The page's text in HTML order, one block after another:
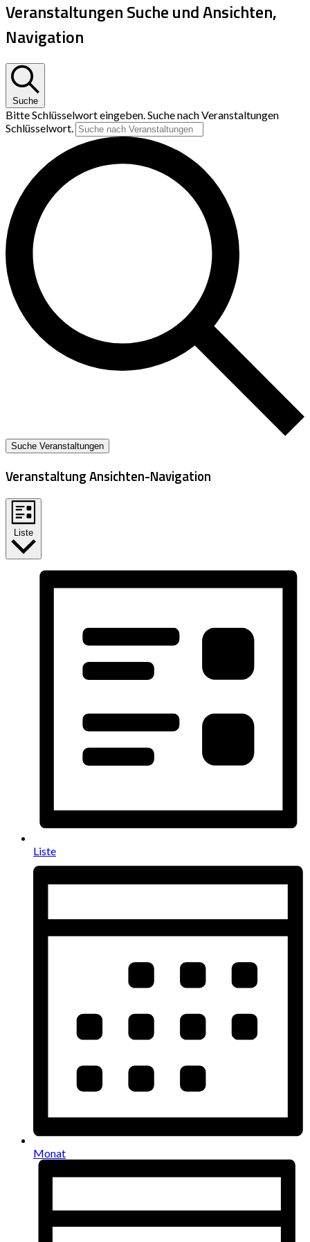
Veranstaltungen Suche und Ansichten,
Navigation
Suche
Bitte Schlüsselwort eingeben. Suche nach Veranstaltungen
Schlüsselwort.
Suche Veranstaltungen
Veranstaltung Ansichten-Navigation
Liste
Liste
Monat